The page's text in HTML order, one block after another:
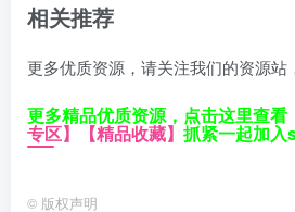
相关推荐
更多优质资源，请关注我们的资源
更多精品优质资源，点击这里查看
专区】 【精品收藏】 抓紧一起加入
© 版权声明